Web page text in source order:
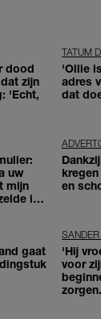
dood
zijn
'Echt,
TATUM
'Ollie
adres
dat
uw
mijn
ik
en
gaat
'Hij
voor